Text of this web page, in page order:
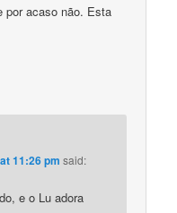
por acaso não. Esta
11:26 pm said:
e o Lu adora